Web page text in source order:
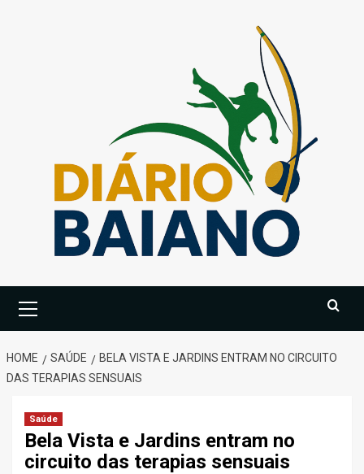
Menu
HOME SAÚDE
BELA VISTA E JARDINS ENTRAM NO CIRCUITO
DAS TERAPIAS SENSUAIS
Saúde
Bela Vista e Jardins entram no
circuito das terapias sensuais